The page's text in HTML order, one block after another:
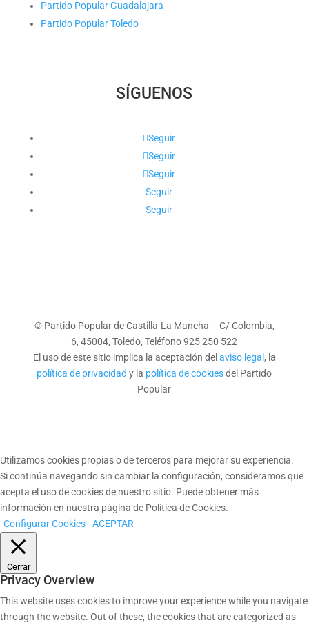
Partido Popular Guadalajara
Partido Popular Toledo
SÍGUENOS
Seguir
Seguir
Seguir
Seguir
Seguir
© Partido Popular de Castilla-La Mancha – C/ Colombia,
6, 45004, Toledo, Teléfono 925 250 522
El uso de este sitio implica la aceptación del aviso legal , la
política de privacidad y la política de cookiesdel Partido
Popular
Utilizamos cookies propias o de terceros para mejorar su experiencia.
Si continúa navegando sin cambiar la configuración, consideramos que
acepta el uso de cookies de nuestro sitio. Puede obtener más
información en nuestra página de Política de Cookies.
Configurar Cookies
ACEPTAR
Cerrar
Privacy Overview
This website uses cookies to improve your experience while you navigate
through the website. Out of these, the cookies that are categorized as